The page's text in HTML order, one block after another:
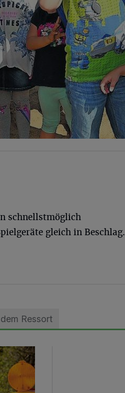
schnellstmöglich
gleich in Beschlag.
Ressort